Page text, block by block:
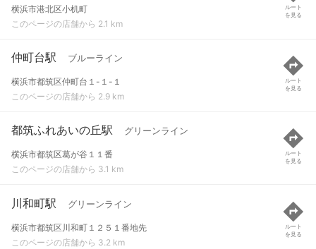
横浜市港北区小机町
このページの店舗から 2.1 km
ルート
を見る
仲町台駅 ブルーライン
横浜市都筑区仲町台１-１-１
このページの店舗から 2.9 km
ルート
を見る
都筑ふれあいの丘駅 グリーンライン
横浜市都筑区葛が谷１１番
このページの店舗から 3.1 km
ルート
を見る
川和町駅 グリーンライン
横浜市都筑区川和町１２５１番地先
このページの店舗から 3.2 km
ルート
を見る